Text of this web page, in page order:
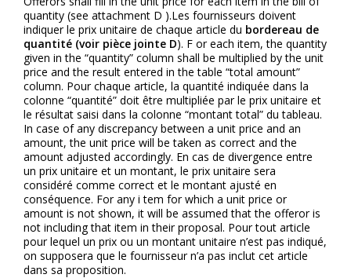
quantity (see attachment D ).Les fournisseurs doivent
indiquer le prix unitaire de chaque article du bordereau de
quantité (voir pièce jointe D). F or each item, the quantity
given in the “quantity” column shall be multiplied by the unit
price and the result entered in the table “total amount”
column. Pour chaque article, la quantité indiquée dans la
colonne “quantité” doit être multipliée par le prix unitaire et
le résultat saisi dans la colonne “montant total” du tableau.
In case of any discrepancy between a unit price and an
amount, the unit price will be taken as correct and the
amount adjusted accordingly. En cas de divergence entre
un prix unitaire et un montant, le prix unitaire sera
considéré comme correct et le montant ajusté en
conséquence. For any i tem for which a unit price or
amount is not shown, it will be assumed that the offeror is
not including that item in their proposal. Pour tout article
pour lequel un prix ou un montant unitaire n’est pas indiqué,
on supposera que le fournisseur n’a pas inclut cet article
dans sa proposition.